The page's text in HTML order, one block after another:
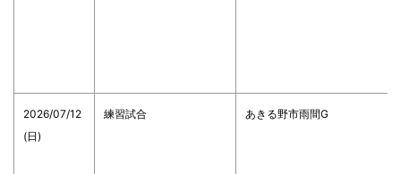
2026/07/12
(日)
練習試合 あきる野市雨間G